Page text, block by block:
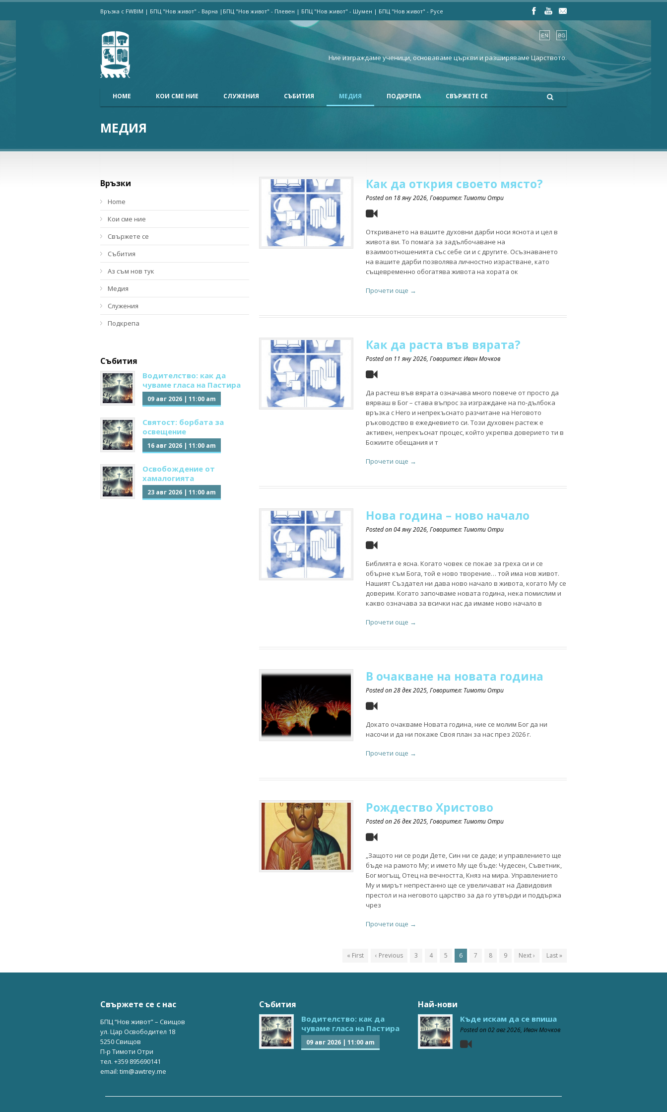
Връзка с FWBIM | БПЦ "Нов живот" - Варна | БПЦ "Нов живот" - Плевен | БПЦ "Нов живот" - Шумен | БПЦ "Нов живот" - Русе
Ние изграждаме ученици, основаваме църкви и разширяваме Царството.
HOME КОИ СМЕ НИЕ СЛУЖЕНИЯ СЪБИТИЯ МЕДИЯ ПОДКРЕПА СВЪРЖЕТЕ СЕ
МЕДИЯ
Как да открия своето място?
Posted on 18 яну 2026, Говорител: Тимоти Отри
Откриването на вашите духовни дарби носи яснота и цел в
живота ви. То помага за задълбочаване на
взаимоотношенията със себе си и с другите. Осъзнаването
на вашите дарби позволява личностно израстване, като
същевременно обогатява живота на хората ок
Прочети още →
Как да раста във вярата?
Posted on 11 яну 2026, Говорител: Иван Мочков
Да растеш във вярата означава много повече от просто да
вярваш в Бог – става въпрос за изграждане на по-дълбока
връзка с Него и непрекъснато разчитане на Неговото
ръководство в ежедневието си. Този духовен растеж е
активен, непрекъснат процес, който укрепва доверието ти в
Божиите обещания и т
Прочети още →
Нова година – ново начало
Posted on04 яну 2026, Говорител: Тимоти Отри
Библията е ясна. Когато човек се покае за греха си и се
обърне към Бога, той е ново творение… той има нов живот.
Нашият Създател ни дава ново начало в живота, когато Му се
доверим. Когато започваме новата година, нека помислим и
какво означава за всички нас да имаме ново начало в
Прочети още →
В очакване на новата година
Posted on28 дек 2025, Говорител: Тимоти Отри
Докато очакваме Новата година, ние се молим Бог да ни
насочи и да ни покаже Своя план за нас през 2026 г.
Прочети още →
Рождество Христово
Posted on26 дек 2025, Говорител: Тимоти Отри
„Защото ни се роди Дете, Син ни се даде; и управлението ще
бъде на рамото Му; и името Му ще бъде: Чудесен, Съветник,
Бог могъщ, Отец на вечността, Княз на мира. Управлението
Му и мирът непрестанно ще се увеличават на Давидовия
престол и на неговото царство за да го утвърди и поддържа
чрез
Прочети още →
« First ‹ Previous 3 4 5 6 7 8 9 Next › Last »
Връзки
Home
Кои сме ние
Свържете се
Събития
Аз съм нов тук
Медия
Служения
Подкрепа
Събития
Водителство: как да
чуваме гласа на Пастира
09 авг 2026 | 11:00 am
Святост: борбата за
освещение
16 авг 2026 | 11:00 am
Освобождение от
хамалогията
23 авг 2026 | 11:00 am
Свържете се с нас
БПЦ “Нов живот” – Свищов
ул. Цар Освободител 18
5250 Свищов
П-р Тимоти Отри
тел. +359 895690141
email: tim@awtrey.me
Събития
Водителство: как да
чуваме гласа на Пастира
09 авг 2026| 11:00 am
Най-нови
Къде искам да се впиша
Posted on02 авг 2026, Иван Мочков